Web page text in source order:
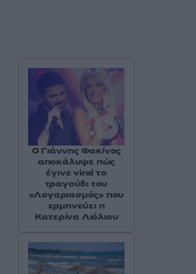
Ο Γιάννης Φακίνος
αποκάλυψε πώς
έγινε viral το
τραγούδι του
«Λογαριασμός» που
ερμηνεύει η
Κατερίνα Λιόλιου